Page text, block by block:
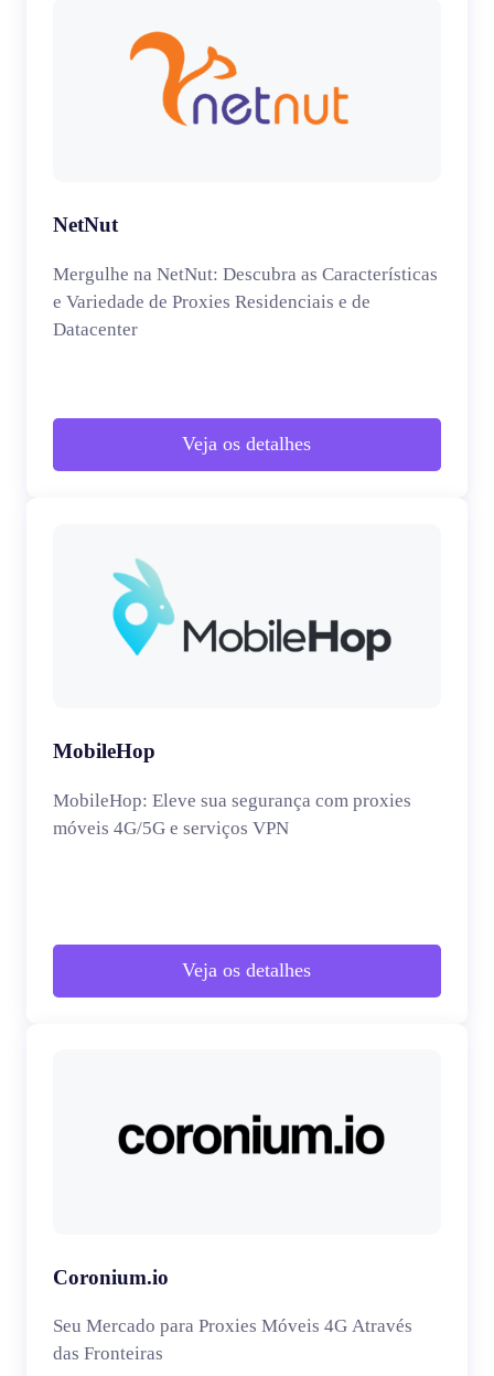
NetNut
Mergulhe na NetNut: Descubra as Características
e Variedade de Proxies Residenciais e de
Datacenter
Veja os detalhes
MobileHop
MobileHop: Eleve sua segurança com proxies
móveis 4G/5G e serviços VPN
Veja os detalhes
Coronium.io
Seu Mercado para Proxies Móveis 4G Através
das Fronteiras